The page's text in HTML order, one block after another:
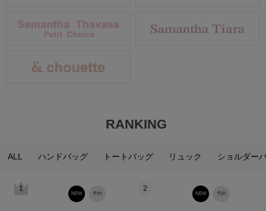
RANKING
ALL ハンドバッグ トートバッグ リュック ショルダー
1
予約
NEW
2
予約
NEW